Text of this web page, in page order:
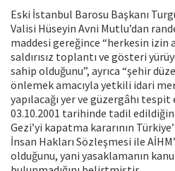
Eski İstanbul Barosu Başkanı
Valisi Hüseyin Avni Mutlu’dan
maddesi gereğince “herkesin izin
saldırısız toplantı ve gösteri
sahip olduğunu”, ayrıca “şehir
önlemek amacıyla yetkili idari
yapılacağı yer ve güzergâhı tespit
03.10.2001 tarihinde tadil
Gezi’yi kapatma kararının
İnsan Hakları Sözleşmesi ile
olduğunu, yani yasaklamanın